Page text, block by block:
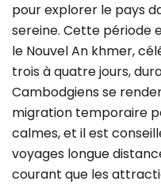
pour explorer le pays
sereine. Cette période
le Nouvel An khmer,
trois à quatre jours,
Cambodgiens se
migration temporaire
calmes, et il est
voyages longue
courant que les